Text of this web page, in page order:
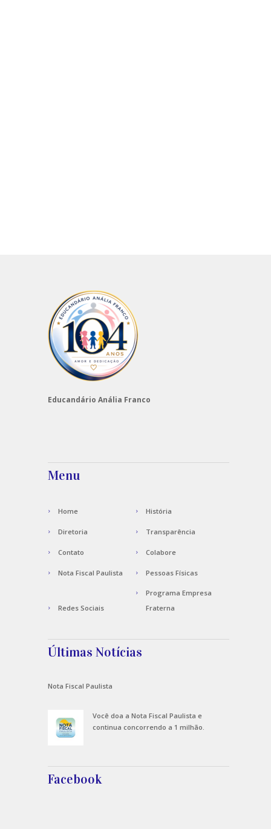
Educandário Anália Franco
Menu
Home História
Diretoria Transparência
Contato Colabore
Nota Fiscal Paulista Pessoas Físicas
Redes Sociais
Programa Empresa
Fraterna
Últimas Notícias
Nota Fiscal Paulista
Você doa a Nota Fiscal Paulista e
continua concorrendo a 1 milhão.
Facebook